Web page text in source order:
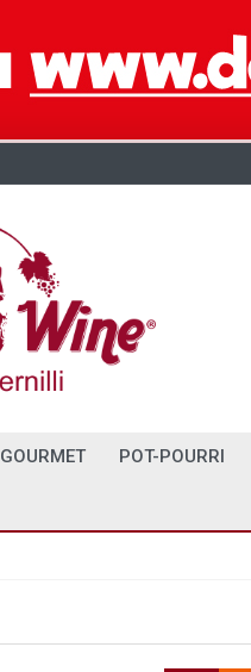
GOURMET POT-POURRI